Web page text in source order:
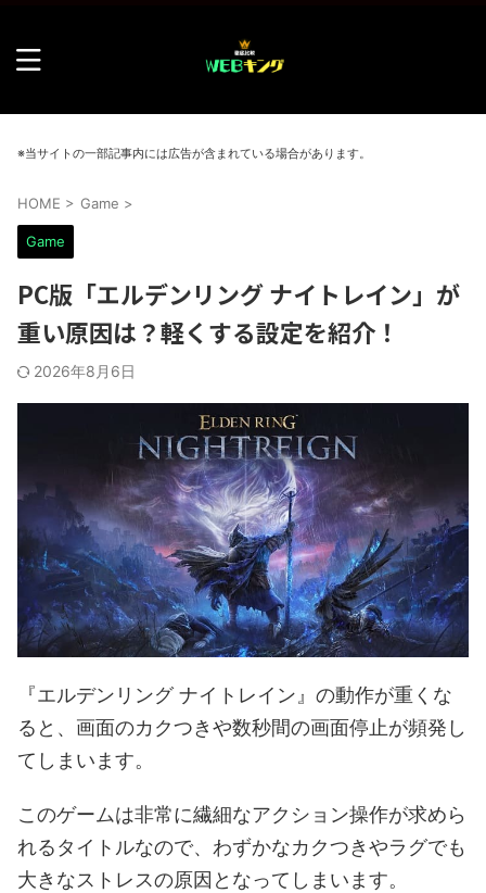
※当サイトの一部記事内には広告が含まれている場合があります。
HOME > Game >
Game
PC版「エルデンリング ナイトレイン」が
重い原因は？軽くする設定を紹介！
2026年8月6日
『エルデンリング ナイトレイン』の動作が重くな
ると、画面のカクつきや数秒間の画面停止が頻発し
てしまいます。
このゲームは非常に繊細なアクション操作が求めら
れるタイトルなので、わずかなカクつきやラグでも
大きなストレスの原因となってしまいます。